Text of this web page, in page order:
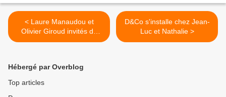
< Laure Manaudou et
Olivier Giroud invités de
Stade 2
D&Co s'installe chez Jean-
Luc et Nathalie >
Hébergé par Overblog
Top articles